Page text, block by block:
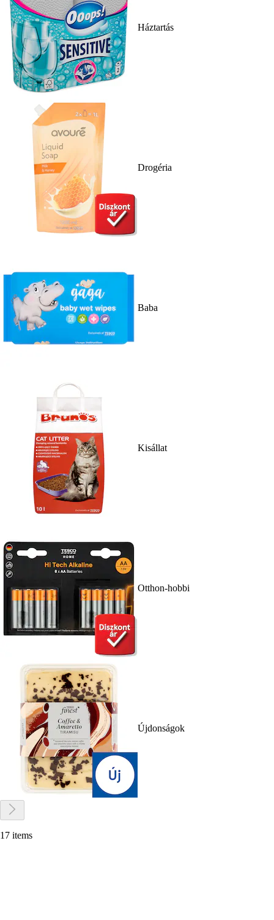
Háztartás
Drogéria
Baba
Kisállat
Otthon-hobbi
Újdonságok
17 items